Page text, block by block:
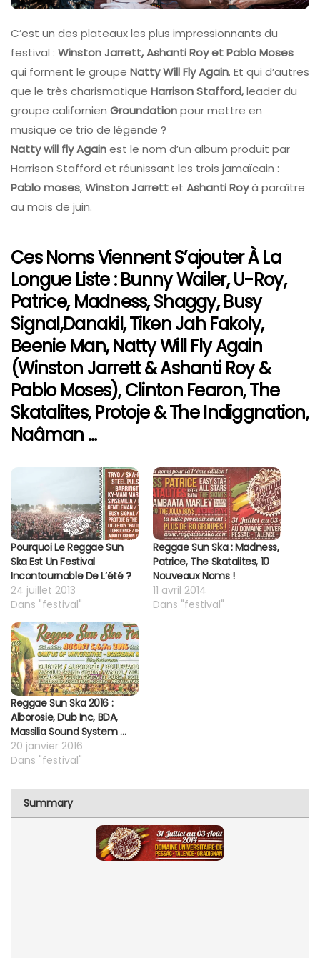
C’est un des plateaux les plus impressionnants du
festival : Winston Jarrett, Ashanti Roy et Pablo Moses
qui forment le groupe Natty Will Fly Again. Et qui d’autres
que le très charismatique Harrison Stafford,leader du
groupe californien Groundationpour mettre en
musique ce trio de légende ?
Natty will fly Againest le nom d’un album produit par
Harrison Stafford et réunissant les trois jamaïcain :
Pablo moses,Winston Jarrettet Ashanti Royà paraître
au mois de juin.
Ces Noms Viennent S’ajouter À La
Longue Liste : Bunny Wailer, U-Roy,
Patrice, Madness, Shaggy, Busy
Signal,Danakil, Tiken Jah Fakoly,
Beenie Man, Natty Will Fly Again
(Winston Jarrett & Ashanti Roy &
Pablo Moses), Clinton Fearon, The
Skatalites, Protoje & The Indiggnation,
Naâman …
Pourquoi Le Reggae Sun
Ska Est Un Festival
Incontournable De L’été ?
24 juillet 2013
Dans "festival"
Reggae Sun Ska : Madness,
Patrice, The Skatalites, 10
Nouveaux Noms !
11 avril 2014
Dans "festival"
Reggae Sun Ska 2016 :
Alborosie, Dub Inc, BDA,
Massilia Sound System …
20 janvier 2016
Dans "festival"
Summary